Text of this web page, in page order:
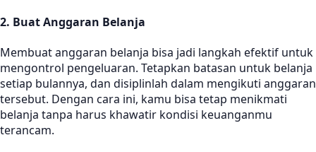
2. Buat Anggaran Belanja
Membuat anggaran belanja bisa jadi langkah efektif untuk
mengontrol pengeluaran. Tetapkan batasan untuk belanja
setiap bulannya, dan disiplinlah dalam mengikuti anggaran
tersebut. Dengan cara ini, kamu bisa tetap menikmati
belanja tanpa harus khawatir kondisi keuanganmu
terancam.